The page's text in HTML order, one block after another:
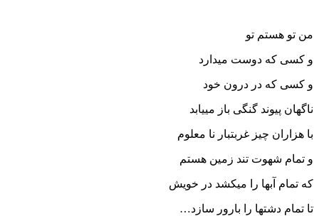
من تو هستم تو
و کسی که دوست میدارد
و کسی که در درون خود
ناگهان پیوند گنگی باز مییابد
با هزاران چیز غربتبار نا معلوم
و تمام شهوت تند زمین هستم
که تمام آبها را میکشد در خویش
تا تمام دشتها را بارور سازد…